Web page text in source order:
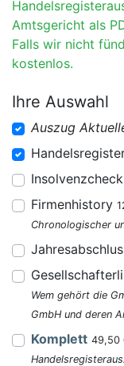
Amtsgericht als
Falls wir nicht
kostenlos.
Ihre Auswahl
Auszug
Insolvenzcheck
Firmenhistory
Chronologischer
Wem gehört die
GmbH und deren
Komplett 49,50